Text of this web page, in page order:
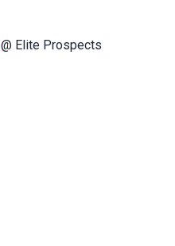
@ Elite Prospects